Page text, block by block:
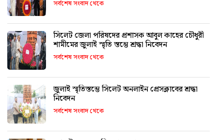
সর্বশেষ সংবাদ থেকে
সিলেট জেলা পরিষদের প্রশাসক আবুল কাহের চৌধুরী
শামীমের জুলাই স্মৃতি স্তম্ভে শ্রদ্ধা নিবেদন
সর্বশেষ সংবাদ থেকে
জুলাই স্মৃতিস্তম্ভে সিলেট অনলাইন প্রেসক্লাবের শ্রদ্ধা
নিবেদন
সর্বশেষ সংবাদ থেকে